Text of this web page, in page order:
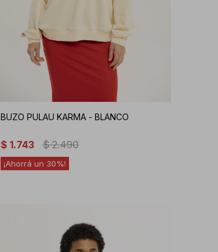
BUZO PULAU KARMA - BLANCO
$ 1.743 $ 2.490
30